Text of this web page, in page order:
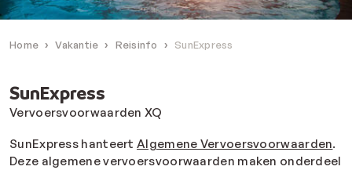
Home Vakantie Reisinfo SunExpress
SunExpress
Vervoersvoorwaarden XQ
SunExpress hanteertAlgemene Vervoersvoorwaarden.
Deze algemene vervoersvoorwaarden maken onderdeel